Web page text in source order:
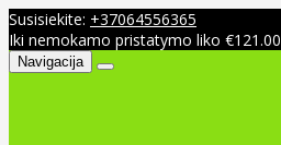
Susisiekite: +37064556365
Iki nemokamo pristatymo liko €121.00
Navigacija